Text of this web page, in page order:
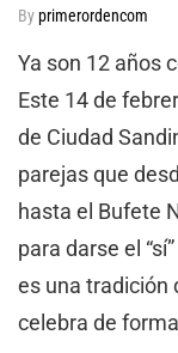
Byprimerordencom
Ya son 12 años
Este 14 de
de Ciudad
parejas que
hasta el Bufete
para darse el
es una tradición
celebra de